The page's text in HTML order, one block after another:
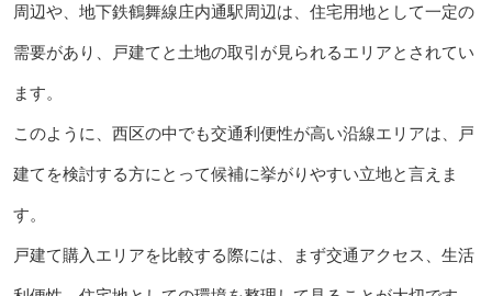
周辺や、地下鉄鶴舞線庄内通駅周辺は、住宅用地として一定の
需要があり、戸建てと土地の取引が見られるエリアとされてい
ます。
このように、西区の中でも交通利便性が高い沿線エリアは、戸
建てを検討する方にとって候補に挙がりやすい立地と言えま
す。
戸建て購入エリアを比較する際には、まず交通アクセス、生活